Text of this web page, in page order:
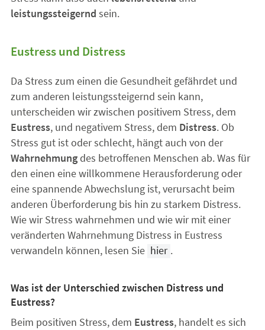
leistungssteigernd sein.
Eustress und Distress
Da Stress zum einen die Gesundheit gefährdet und
zum anderen leistungssteigernd sein kann,
unterscheiden wir zwischen positivem Stress, dem
Eustress, und negativem Stress, dem Distress. Ob
Stress gut ist oder schlecht, hängt auch von der
Wahrnehmungdes betroffenen Menschen ab. Was für
den einen eine willkommene Herausforderung oder
eine spannende Abwechslung ist, verursacht beim
anderen Überforderung bis hin zu starkem Distress.
Wie wir Stress wahrnehmen und wie wir mit einer
veränderten Wahrnehmung Distress in Eustress
verwandeln können, lesen Sie hier .
Was ist der Unterschied zwischen Distress und
Eustress?
Beim positiven Stress, dem Eustress, handelt es sich